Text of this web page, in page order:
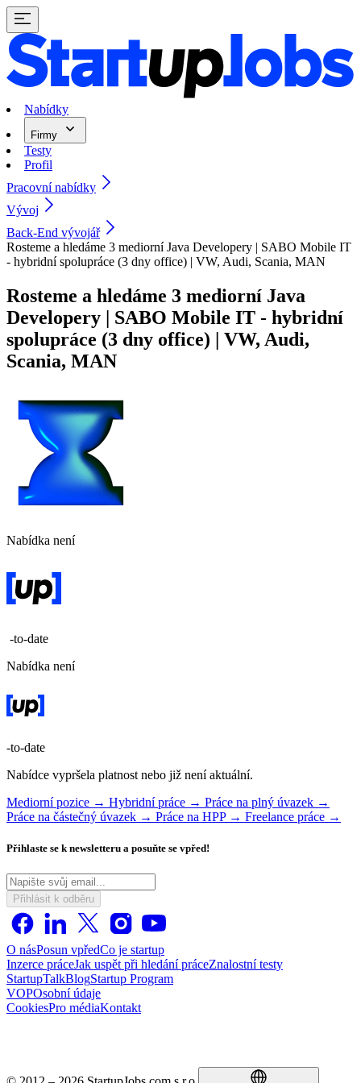
Nabídky
Firmy
Testy
Profil
Pracovní nabídky
Vývoj
Back-End vývojář
Rosteme a hledáme 3 mediorní Java Developery | SABO Mobile IT
- hybridní spolupráce (3 dny office) | VW, Audi, Scania, MAN
Rosteme a hledáme 3 mediorní Java
Developery | SABO Mobile IT - hybridní
spolupráce (3 dny office) | VW, Audi,
Scania, MAN
Nabídka není
-to-date
Nabídka není
-to-date
Nabídce vypršela platnost nebo již není aktuální.
Mediorní pozice → Hybridní práce → Práce na plný úvazek →
Práce na částečný úvazek → Práce na HPP → Freelance práce →
Přihlaste se k newsletteru a posuňte se vpřed!
Přihlásit k odběru
O násPosun vpředCo je startup
Inzerce práceJak uspět při hledání práceZnalostní testy
StartupTalkBlogStartup Program
VOPOsobní údaje
CookiesPro médiaKontakt